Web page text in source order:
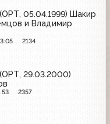
05.04.1999) Шакир
и Владимир
2134
29.03.2000)
2357